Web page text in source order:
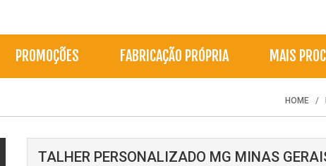
PROMOÇÕES FABRICAÇÃO PRÓPRIA MAIS
HOME
TALHER PERSONALIZADO MG MINAS